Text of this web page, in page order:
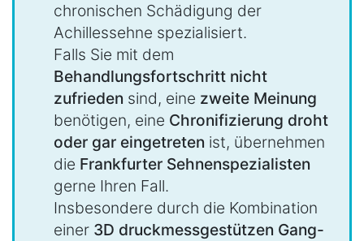
chronischen Schädigung der
Achillessehne spezialisiert.
Falls Sie mit dem
Behandlungsfortschritt nicht
zufrieden sind, eine zweite Meinung
benötigen, eine Chronifizierung droht
oder gar eingetreten ist, übernehmen
die Frankfurter Sehnenspezialisten
gerne Ihren Fall.
Insbesondere durch die Kombination
einer 3D druckmessgestützen Gang-